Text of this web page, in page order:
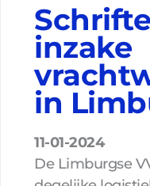
inzake
in
11-01-2024
De Limburgse